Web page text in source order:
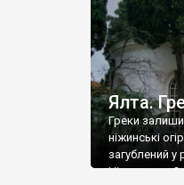
Ялта.
Греки
ніжинські
загублений у
Ніжин греки?